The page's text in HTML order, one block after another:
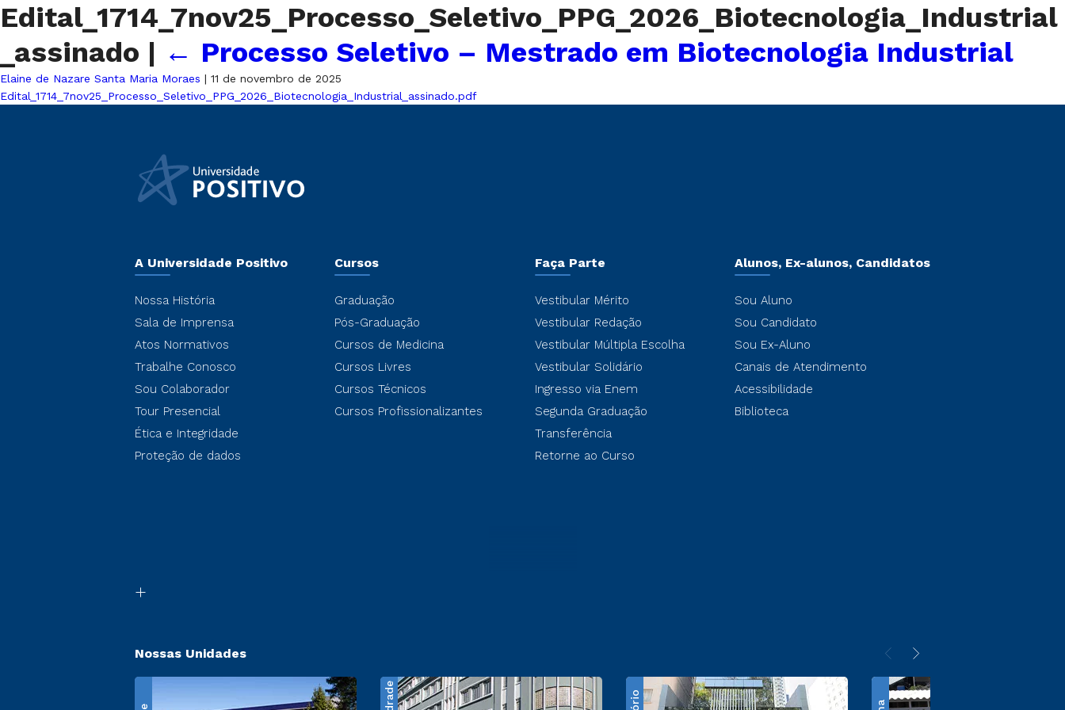
Edital_1714_7nov25_Processo_Seletivo_PPG_2026_Biotecnologia_Industrial
_assinado | ← Processo Seletivo – Mestrado em Biotecnologia Industrial
Elaine de Nazare Santa Maria Moraes | 11 de novembro de 2025
Edital_1714_7nov25_Processo_Seletivo_PPG_2026_Biotecnologia_Industrial_assinado.pdf
A Universidade Positivo
Nossa História
Sala de Imprensa
Atos Normativos
Trabalhe Conosco
Sou Colaborador
Tour Presencial
Ética e Integridade
Proteção de dados
Cursos
Graduação
Pós-Graduação
Cursos de Medicina
Cursos Livres
Cursos Técnicos
Cursos Profissionalizantes
Faça Parte
Vestibular Mérito
Vestibular Redação
Vestibular Múltipla Escolha
Vestibular Solidário
Ingresso via Enem
Segunda Graduação
Transferência
Retorne ao Curso
Alunos, Ex-alunos, Candidatos
Sou Aluno
Sou Candidato
Sou Ex-Aluno
Canais de Atendimento
Acessibilidade
Biblioteca
Nossas Unidades